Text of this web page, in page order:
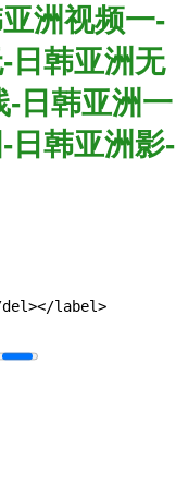
洲视频一-
日韩亚洲无
-日韩亚洲一
日韩亚洲影-
label>